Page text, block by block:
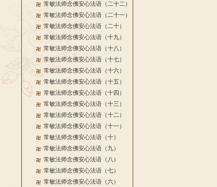
常敏法师念佛安心法语（二十二）
常敏法师念佛安心法语（二十一）
常敏法师念佛安心法语（二十）
常敏法师念佛安心法语（十九）
常敏法师念佛安心法语（十八）
常敏法师念佛安心法语（十七）
常敏法师念佛安心法语（十六）
常敏法师念佛安心法语（十五）
常敏法师念佛安心法语（十四）
常敏法师念佛安心法语（十三）
常敏法师念佛安心法语（十二）
常敏法师念佛安心法语（十一）
常敏法师念佛安心法语（十）
常敏法师念佛安心法语（九）
常敏法师念佛安心法语（八）
常敏法师念佛安心法语（七）
常敏法师念佛安心法语（六）